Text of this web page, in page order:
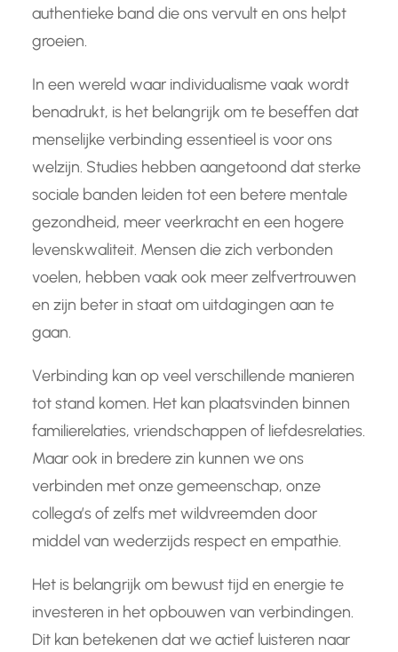
authentieke band die ons vervult en ons helpt
groeien.
In een wereld waar individualisme vaak wordt
benadrukt, is het belangrijk om te beseffen dat
menselijke verbinding essentieel is voor ons
welzijn. Studies hebben aangetoond dat sterke
sociale banden leiden tot een betere mentale
gezondheid, meer veerkracht en een hogere
levenskwaliteit. Mensen die zich verbonden
voelen, hebben vaak ook meer zelfvertrouwen
en zijn beter in staat om uitdagingen aan te
gaan.
Verbinding kan op veel verschillende manieren
tot stand komen. Het kan plaatsvinden binnen
familierelaties, vriendschappen of liefdesrelaties.
Maar ook in bredere zin kunnen we ons
verbinden met onze gemeenschap, onze
collega’s of zelfs met wildvreemden door
middel van wederzijds respect en empathie.
Het is belangrijk om bewust tijd en energie te
investeren in het opbouwen van verbindingen.
Dit kan betekenen dat we actief luisteren naar